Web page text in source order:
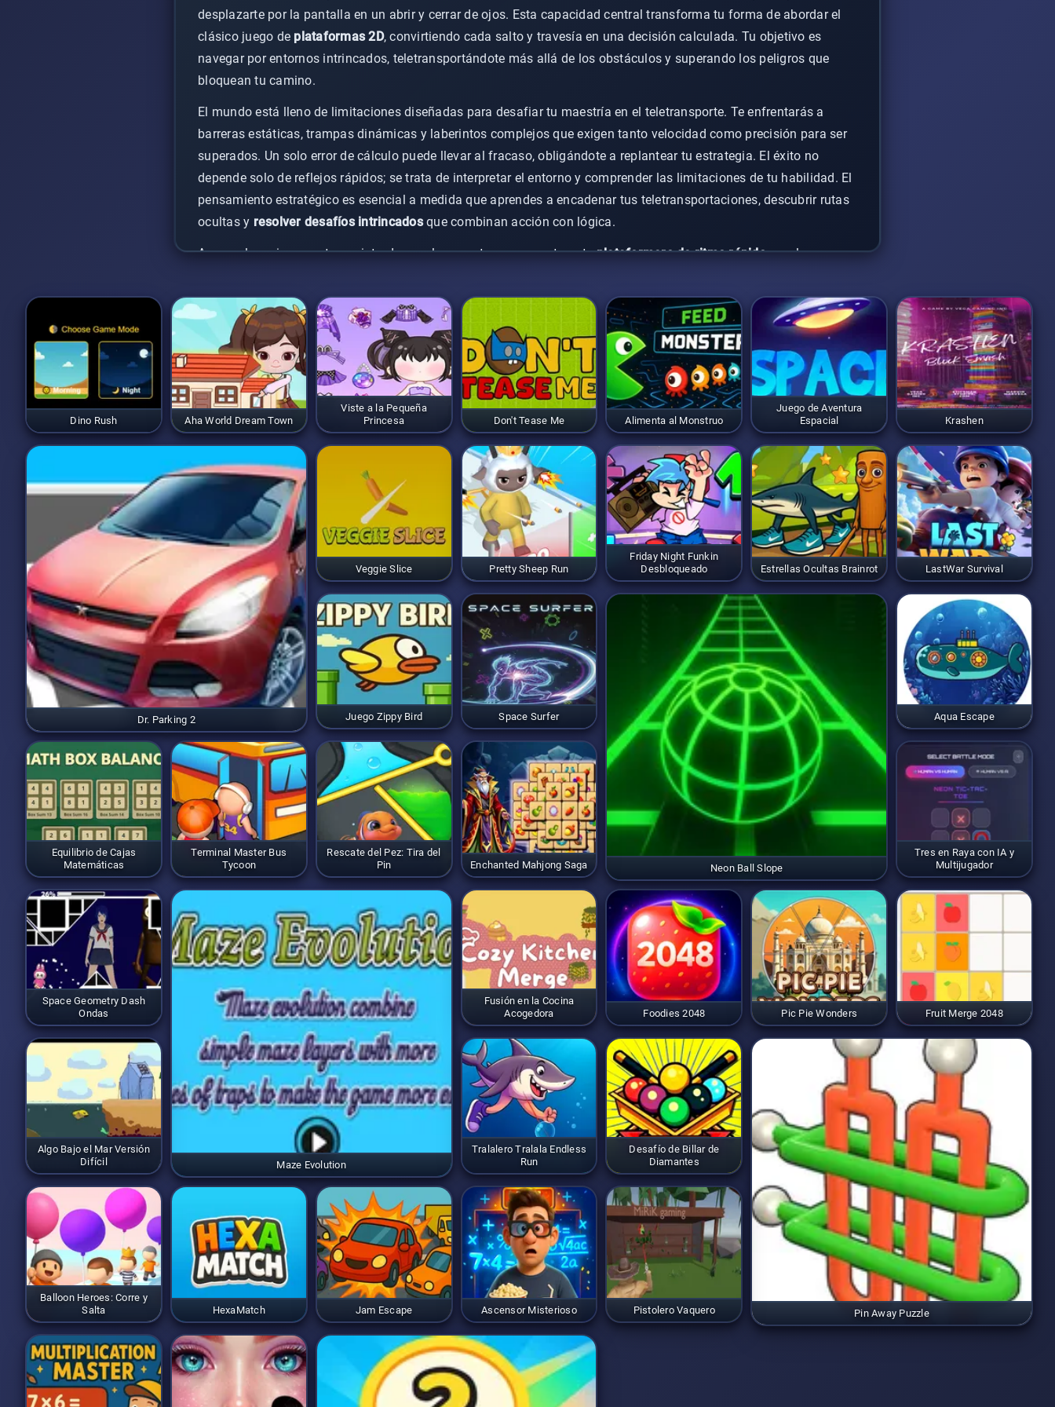
desplazarte por la pantalla en un abrir y cerrar de ojos. Esta capacidad central transforma tu forma de abordar el
clásico juego de plataformas 2D, convirtiendo cada salto y travesía en una decisión calculada. Tu objetivo es
navegar por entornos intrincados, teletransportándote más allá de los obstáculos y superando los peligros que
bloquean tu camino.
El mundo está lleno de limitaciones diseñadas para desafiar tu maestría en el teletransporte. Te enfrentarás a
barreras estáticas, trampas dinámicas y laberintos complejos que exigen tanto velocidad como precisión para ser
superados. Un solo error de cálculo puede llevar al fracaso, obligándote a replantear tu estrategia. El éxito no
depende solo de reflejos rápidos; se trata de interpretar el entorno y comprender las limitaciones de tu habilidad. El
pensamiento estratégico es esencial a medida que aprendes a encadenar tus teletransportaciones, descubrir rutas
ocultas y resolver desafíos intrincadosque combinan acción con lógica.
Aunque las primeras etapas introducen el concepto suavemente, esteplataformero de ritmo rápidoescala
anticipar patrones y planificar tus movimientos con varios pasos de antelación. Dominar el arte del teletransporte
es la clave para conquistar este viaje exigente y gratificante.
Dino Rush Aha World Dream Town
Viste a la Pequeña
Princesa
Don't Tease Me Alimenta al Monstruo
Juego de Aventura
Espacial
Krashen
Dr. Parking 2
Veggie Slice Pretty Sheep Run
Friday Night Funkin
Desbloqueado
Estrellas Ocultas Brainrot LastWar Survival
Juego Zippy Bird Space Surfer
Neon Ball Slope
Aqua Escape
Equilibrio de Cajas
Matemáticas
Terminal Master Bus
Tycoon
Rescate del Pez: Tira del
Pin
Enchanted Mahjong Saga
Tres en Raya con IA y
Multijugador
Space Geometry Dash
Ondas
Maze Evolution
Fusión en la Cocina
Acogedora
Foodies 2048 Pic Pie Wonders Fruit Merge 2048
Algo Bajo el Mar Versión
Difícil
Tralalero Tralala Endless
Run
Desafío de Billar de
Diamantes
Pin Away Puzzle
Balloon Heroes: Corre y
Salta
HexaMatch Jam Escape Ascensor Misterioso Pistolero Vaquero